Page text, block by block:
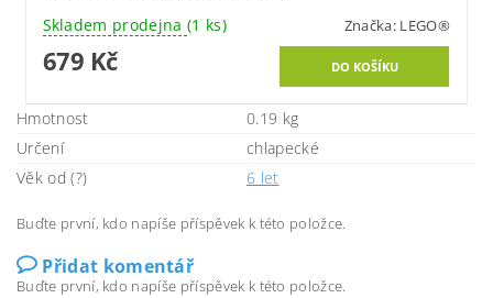
Skladem prodejna (1 ks) Značka: LEGO®
679 Kč
Hmotnost
0.19 kg
Určení
chlapecké
Věk od (?)
6 let
Buďte první, kdo napíše příspěvek k této položce.
Přidat komentář
Buďte první, kdo napíše příspěvek k této položce.